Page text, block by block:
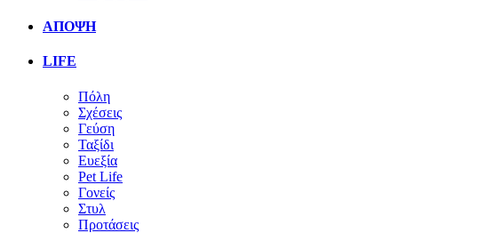
ΑΠΟΨΗ
LIFE
Πόλη
Σχέσεις
Γεύση
Ταξίδι
Ευεξία
Pet Life
Γονείς
Στυλ
Προτάσεις